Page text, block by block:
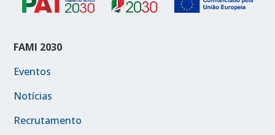
FAMI 2030
Eventos
Notícias
Recrutamento